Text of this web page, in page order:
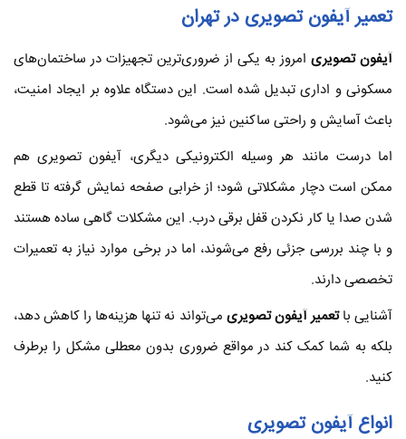
تعمیر آیفون تصویری در تهران
آیفون تصویری امروز به یکی از ضروری‌ترین تجهیزات در ساختمان‌های
مسکونی و اداری تبدیل شده است. این دستگاه علاوه بر ایجاد امنیت،
باعث آسایش و راحتی ساکنین نیز می‌شود.
اما درست مانند هر وسیله الکترونیکی دیگری، آیفون تصویری هم
ممکن است دچار مشکلاتی شود؛ از خرابی صفحه نمایش گرفته تا قطع
شدن صدا یا کار نکردن قفل برقی درب. این مشکلات گاهی ساده هستند
و با چند بررسی جزئی رفع می‌شوند، اما در برخی موارد نیاز به تعمیرات
تخصصی دارند.
آشنایی باتعمیر آیفون تصویری می‌تواند نه تنها هزینه‌ها را کاهش دهد،
بلکه به شما کمک کند در مواقع ضروری بدون معطلی مشکل را برطرف
کنید.
انواع آیفون تصویری